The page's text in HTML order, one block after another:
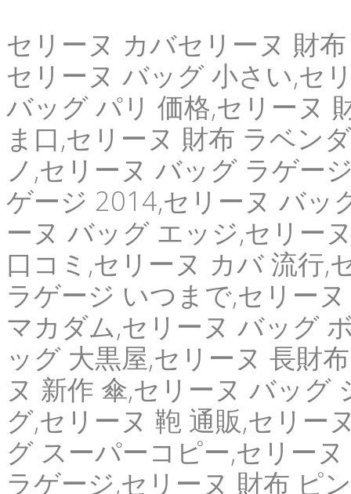
セリーヌ カバセリーヌ 財
セリーヌ バッグ 小さい,セ
バッグ パリ 価格,セリーヌ
ま口,セリーヌ 財布 ラベン
ノ,セリーヌ バッグ ラゲー
ゲージ 2014,セリーヌ バッ
ーヌ バッグ エッジ,セリー
口コミ,セリーヌ カバ 流行,
ラゲージ いつまで,セリー
マカダム,セリーヌ バッグ
ッグ 大黒屋,セリーヌ 長財
ヌ 新作 傘,セリーヌ バッグ
グ,セリーヌ 鞄 通販,セリー
グ スーパーコピー,セリー
ラゲージ,セリーヌ 財布 ピ